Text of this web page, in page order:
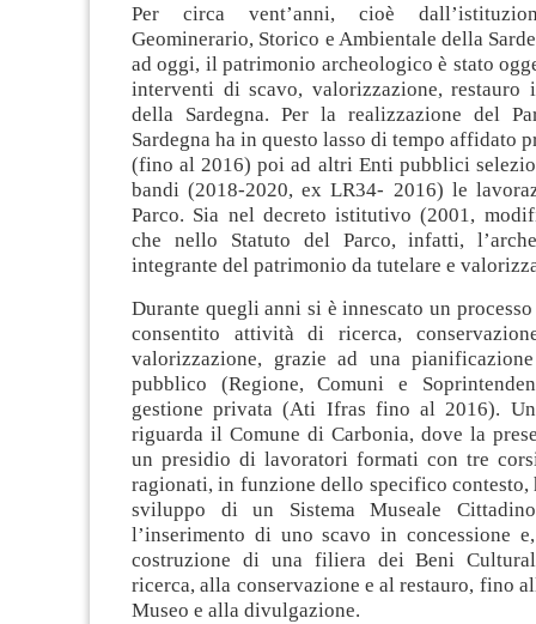
Per circa vent’anni, cioè
Geominerario, Storico e Ambientale della
ad oggi, il patrimonio archeologico è stato
interventi di scavo, valorizzazione, restauro
della Sardegna. Per la realizzazione del
Sardegna ha in questo lasso di tempo affidato
(fino al 2016) poi ad altri Enti pubblici
bandi (2018-2020, ex LR34- 2016) le
Parco. Sia nel decreto istitutivo (2001,
che nello Statuto del Parco, infatti,
integrante del patrimonio da tutelare e
Durante quegli anni si è innescato un
consentito attività di ricerca,
valorizzazione, grazie ad una
pubblico (Regione, Comuni e
gestione privata (Ati Ifras fino al 2016). Un
riguarda il Comune di Carbonia, dove la
un presidio di lavoratori formati con tre
ragionati, in funzione dello specifico contesto,
sviluppo di un Sistema Museale
l’inserimento di uno scavo in concessione
costruzione di una filiera dei Beni
ricerca, alla conservazione e al restauro, fino
Museo e alla divulgazione.